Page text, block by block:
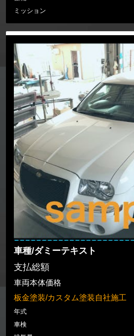
ミッション
車種/ダミーテキスト
支払総額
車両本体価格
板金塗装/カスタム塗装自社施工
年式
車検